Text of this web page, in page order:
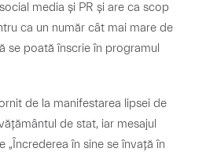
media și PR și are ca scop
ca un număr cât mai mare de
se poată înscrie în programul
de la manifestarea lipsei de
de stat, iar mesajul
„Încrederea în sine se învață în